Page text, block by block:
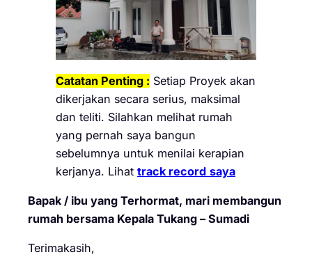
Catatan Penting : Setiap Proyek akan
dikerjakan secara serius, maksimal
dan teliti. Silahkan melihat rumah
yang pernah saya bangun
sebelumnya untuk menilai kerapian
kerjanya. Lihat track record saya
Bapak / ibu yang Terhormat, mari membangun
rumah bersama Kepala Tukang – Sumadi
Terimakasih,